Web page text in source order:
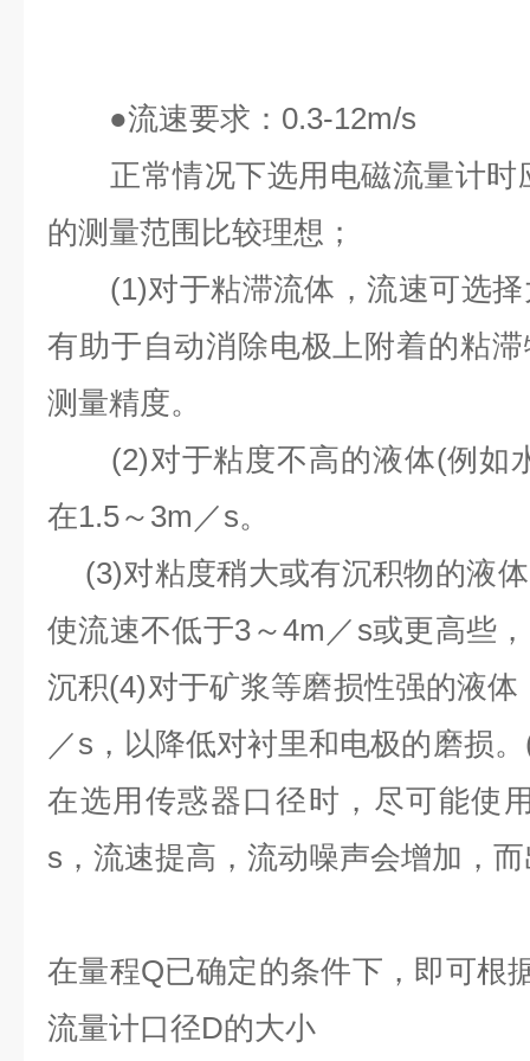
●流速要求： 0.3-12m/s
正常情况下选用电磁流量计时
的测量范围比较理想；
(1)对于粘滞流体，流速可选
有助于自动消除电极上附着的粘
测量精度。
(2)对于粘度不高的液体(例如
在1.5～ 3m ／s。
(3)对粘度稍大或有沉积物的液
使流速不低于3 ～4m ／ s或更高些
沉积(4)对于矿浆等磨损性强的液
／s ，以降低对衬里和电极的磨损。
在选用传惑器口径时，尽可能使
s ，流速提高，流动噪声会增加，
在量程Q已确定的条件下，即可根
流量计口径D的大小